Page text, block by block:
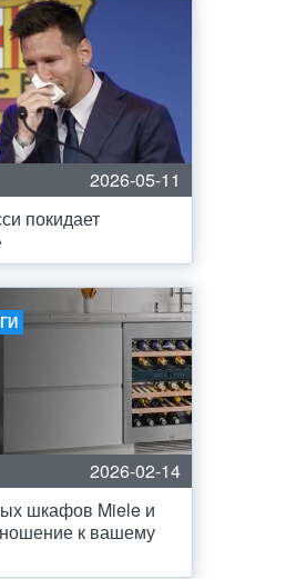
2026-05-11
покидает
2026-02-14
шкафов Miele и
к вашему